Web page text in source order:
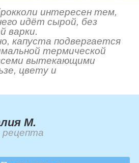
интересен тем,
идёт сырой, без
варки.
капуста подвергается
термической
вытекающими
цвету и
М.